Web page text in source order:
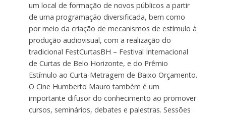
um local de formação de novos públicos a partir
de uma programação diversificada, bem como
por meio da criação de mecanismos de estímulo à
produção audiovisual, com a realização do
tradicional FestCurtasBH – Festival Internacional
de Curtas de Belo Horizonte, e do Prêmio
Estímulo ao Curta-Metragem de Baixo Orçamento.
O Cine Humberto Mauro também é um
importante difusor do conhecimento ao promover
cursos, seminários, debates e palestras. Sessões